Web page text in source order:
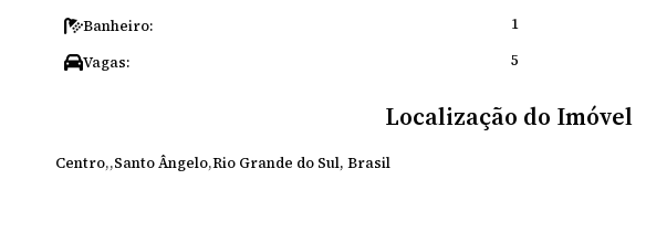
Banheiro: 1
Vagas: 5
Localização do Imóvel
Centro Santo Ângelo Rio Grande do Sul, Brasil